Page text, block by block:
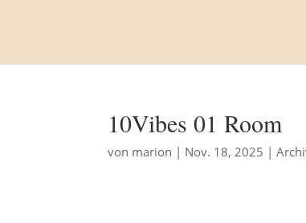
10Vibes 01 Room
von marion | Nov. 18, 2025 |